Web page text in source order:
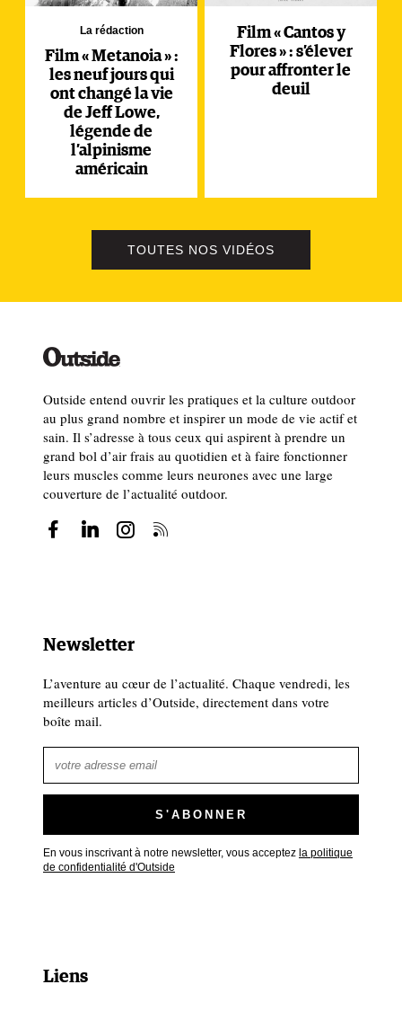
La rédaction
Film « Metanoia » :
les neuf jours qui
ont changé la vie
de Jeff Lowe,
légende de
l’alpinisme
américain
Film « Cantos y
Flores » : s’élever
pour affronter le
deuil
TOUTES NOS VIDÉOS
Outside entend ouvrir les pratiques et la culture outdoor
au plus grand nombre et inspirer un mode de vie actif et
sain. Il s’adresse à tous ceux qui aspirent à prendre un
grand bol d’air frais au quotidien et à faire fonctionner
leurs muscles comme leurs neurones avec une large
couverture de l’actualité outdoor.
Newsletter
L’aventure au cœur de l’actualité. Chaque vendredi, les
meilleurs articles d’Outside, directement dans votre
boîte mail.
En vous inscrivant à notre newsletter, vous acceptez la politique
de confidentialité d'Outside
Liens